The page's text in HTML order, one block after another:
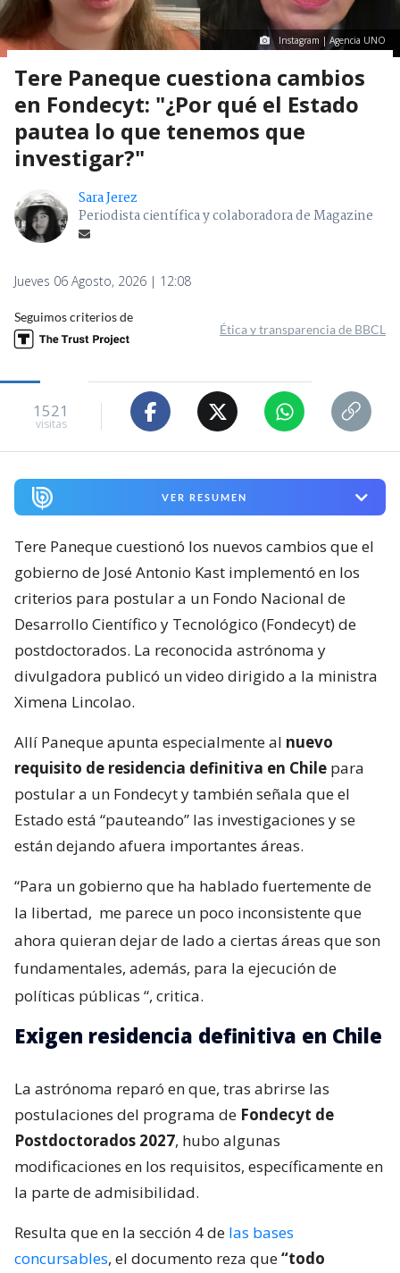
Instagram | Agencia UNO
Tere Paneque cuestiona cambios
en Fondecyt: "¿Por qué el Estado
pautea lo que tenemos que
investigar?"
Sara Jerez
Periodista científica y colaboradora de Magazine
Jueves 06 Agosto, 2026 | 12:08
Seguimos criterios de
Ética y transparencia de BBCL
1521
visitas
VER RESUMEN
Tere Paneque cuestionó los nuevos cambios que el
gobierno de José Antonio Kast implementó en los
criterios para postular a un Fondo Nacional de
Desarrollo Científico y Tecnológico (Fondecyt) de
postdoctorados. La reconocida astrónoma y
divulgadora publicó un video dirigido a la ministra
Ximena Lincolao.
Allí Paneque apunta especialmente al nuevo
requisito de residencia definitiva en Chile para
postular a un Fondecyt y también señala que el
Estado está “pauteando” las investigaciones y se
están dejando afuera importantes áreas.
“Para un gobierno que ha hablado fuertemente de
la libertad, me parece un poco inconsistente que
ahora quieran dejar de lado a ciertas áreas que son
fundamentales, además, para la ejecución de
políticas públicas “, critica.
Exigen residencia definitiva en Chile
La astrónoma reparó en que, tras abrirse las
postulaciones del programa de Fondecyt de
Postdoctorados 2027, hubo algunas
modificaciones en los requisitos, específicamente en
la parte de admisibilidad.
Resulta que en la sección 4 de las bases
concursables, el documento reza que“todo